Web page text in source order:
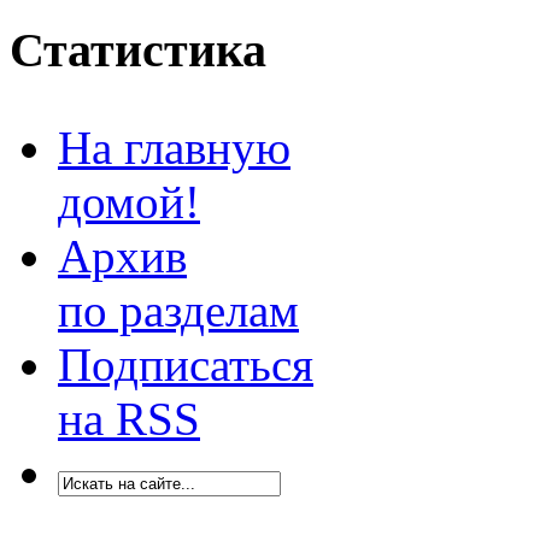
Статистика
На главную
домой!
Архив
по разделам
Подписаться
на RSS